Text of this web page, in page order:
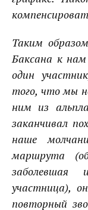
Таким
Баксана к
один
того, что мы
ним из
заканчивал
наше
маршрута
участница),
повторный